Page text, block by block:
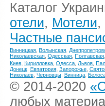
Каталог
отели, Мотели,
Частные
Винницкая Волынская
Николаевская Одесская Полтавская
Киев Кирилловка Одесса Львов
Донецк Евпатория Запорожье
Николаев Черновцы Винница
© 2014-2020
любых